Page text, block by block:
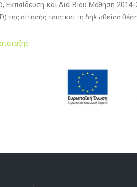
Εκπαίδευση και Δια Βίου Μάθηση 2014-
της αίτησής τους και τη δηλωθείσα